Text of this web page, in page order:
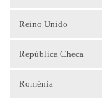
Reino Unido
República Checa
Roménia